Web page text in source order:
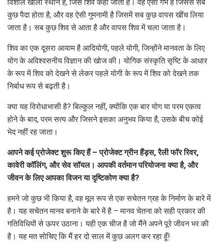
विशाल खाली स्थान है, जिसे शिव कहा जाता है। वह ऐसा गर्भ है जिससे सब
कुछ पैदा होता है, और वह ऐसी गुमनामी है जिसमें सब कुछ वापस खींच लिया
जाता है। सब कुछ शिव से आता है और वापस शिव में चला जाता है।
शिव का एक दूसरा आयाम है आदियोगी, पहले योगी, जिन्होंने मानवता के लिए
योग के अविश्वसनीय विज्ञान की खोज की। योगिक संस्कृति सृष्टि के आधार
के रूप में शिव को देखने से लेकर पहले योगी के रूप में शिव को देखने तक
निर्बाध रूप से बढ़ती है।
क्या यह विरोधाभासी है? बिल्कुल नहीं, क्योंकि एक बार योग या परम एकत्व
होने के बाद, परम सत्य और जिसने इसका अनुभव किया है, उसके बीच कोई
भेद नहीं रह जाता।
आपने कई प्रोजेक्ट शुरू किए हैं – प्रोजेक्ट ग्रीन हैंड्स, रैली फॉर रिवर,
कावेरी कॉलिंग, और सेव सॉयल। आपकी वर्तमान परियोजना क्या है, और
जीवन के लिए आपका विजन या दृष्टिकोण क्या है?
हमने जो कुछ भी किया है, वह मूल रूप से एक सचेतन ग्रह के निर्माण के बारे में
है। यह सचेतन मानव बनाने के बारे में है – मानव चेतना को सही प्रकार की
गतिविधियों से ऊपर उठाना। यही एक चीज है जो मैंने अपने पूरे जीवन भर की
है। यह मत सोचिए कि मैं हर दो साल में कुछ अलग कर रहा हूँ!